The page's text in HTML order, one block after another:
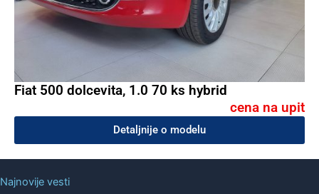
Fiat 500 dolcevita, 1.0 70 ks hybrid
cena na upit
Detaljnije o modelu
Najnovije vesti